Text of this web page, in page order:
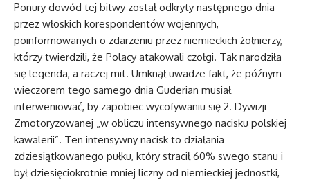
Ponury dowód tej bitwy został odkryty następnego dnia
przez włoskich korespondentów wojennych,
poinformowanych o zdarzeniu przez niemieckich żołnierzy,
którzy twierdzili, że Polacy atakowali czołgi. Tak narodziła
się legenda, a raczej mit. Umknął uwadze fakt, że późnym
wieczorem tego samego dnia Guderian musiał
interweniować, by zapobiec wycofywaniu się 2. Dywizji
Zmotoryzowanej „w obliczu intensywnego nacisku polskiej
kawalerii”. Ten intensywny nacisk to działania
zdziesiątkowanego pułku, który stracił 60% swego stanu i
był dziesięciokrotnie mniej liczny od niemieckiej jednostki,